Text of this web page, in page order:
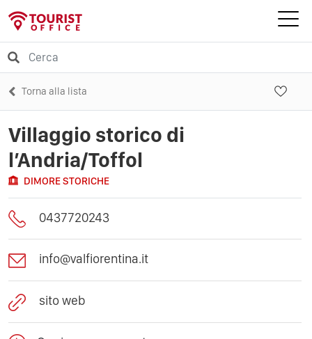
Torna alla lista
Villaggio storico di
l’Andria/Toffol
DIMORE STORICHE
0437720243
info@valfiorentina.it
sito web